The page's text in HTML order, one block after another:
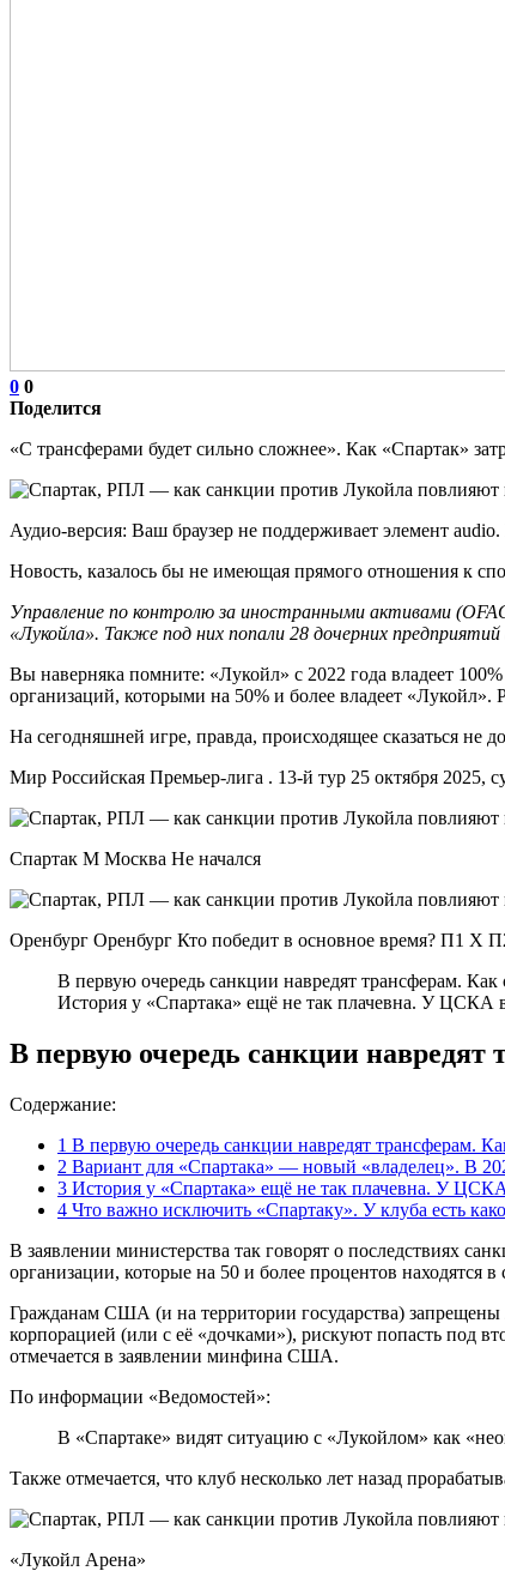
0 0
Поделится
«С трансферами будет сильно сложнее». Как «Спартак»
Аудио-версия: Ваш браузер не поддерживает элемент
Новость, казалось бы не имеющая прямого отношения к
Управление по контролю за иностранными активами
«Лукойла». Также под них попали 28 дочерних
Вы наверняка помните: «Лукойл» с 2022 года владеет
организаций, которыми на 50% и более владеет
На сегодняшней игре, правда, происходящее сказаться не
Мир Российская Премьер-лига . 13-й тур 25 октября 2025,
Спартак М Москва Не начался
Оренбург Оренбург Кто победит в основное время? П1 X
В первую очередь санкции навредят трансферам.
История у «Спартака» ещё не так плачевна. У ЦСКА
В первую очередь санкции
Содержание:
1 В первую очередь санкции навредят трансферам.
2 Вариант для «Спартака» — новый «владелец». В
3 История у «Спартака» ещё не так плачевна. У
4 Что важно исключить «Спартаку». У клуба есть
В заявлении министерства так говорят о последствиях
организации, которые на 50 и более процентов находятся
Гражданам США (и на территории государства)
корпорацией (или с её «дочками»), рискуют попасть под
отмечается в заявлении минфина США.
По информации «Ведомостей»:
В «Спартаке» видят ситуацию с «Лукойлом» как
Также отмечается, что клуб несколько лет назад
«Лукойл Арена»